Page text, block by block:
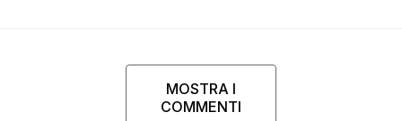
MOSTRA I
COMMENTI